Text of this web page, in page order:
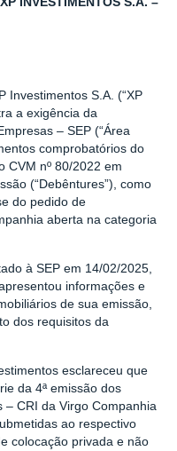
Investimentos S.A. (“XP
a exigência da
– SEP (“Área
comprobatórios do
CVM nº 80/2022 em
(“Debêntures”), como
do pedido de
aberta na categoria
à SEP em 14/02/2025,
informações e
de sua emissão,
dos requisitos da
esclareceu que
da 4ª emissão dos
CRI da Virgo Companhia
ao respectivo
colocação privada e não